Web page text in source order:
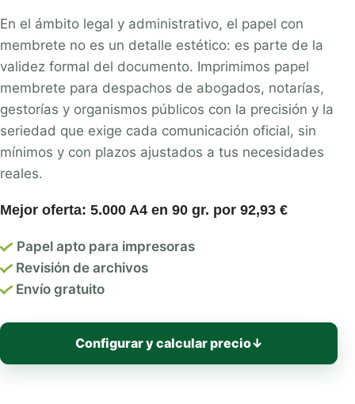
En el ámbito legal y administrativo, el papel con
membrete no es un detalle estético: es parte de la
validez formal del documento. Imprimimos papel
membrete para despachos de abogados, notarías,
gestorías y organismos públicos con la precisión y la
seriedad que exige cada comunicación oficial, sin
mínimos y con plazos ajustados a tus necesidades
reales.
Mejor oferta: 5.000 A4 en 90 gr. por 92,93 €
Papel apto para impresoras
Revisión de archivos
Envío gratuito
Configurar y calcular precio↓